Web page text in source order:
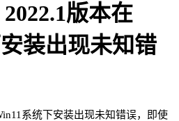
版本在
装出现未知错
系统下安装出现未知错误，即使